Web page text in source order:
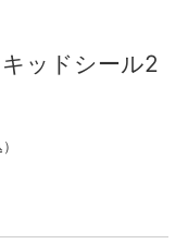
ッドシール2